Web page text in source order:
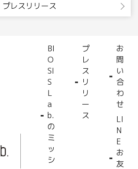
プレスリリース
BI
O
SI
S
L
a
b.
の
ミ
ッ
シ
プ
レ
ス
リ
リ
ー
ス
お
問
い
合
わ
せ
LI
N
E
お
友